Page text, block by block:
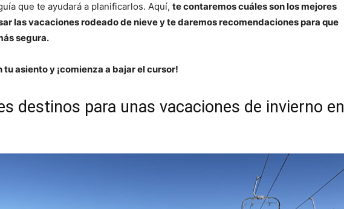
que te ayudará a planificarlos. Aquí, te contaremos cuáles son los mejores
las vacaciones rodeado de nieve y te daremos recomendaciones para que
segura.
tu asiento y ¡comienza a bajar el cursor!
destinos para unas vacaciones de invierno en